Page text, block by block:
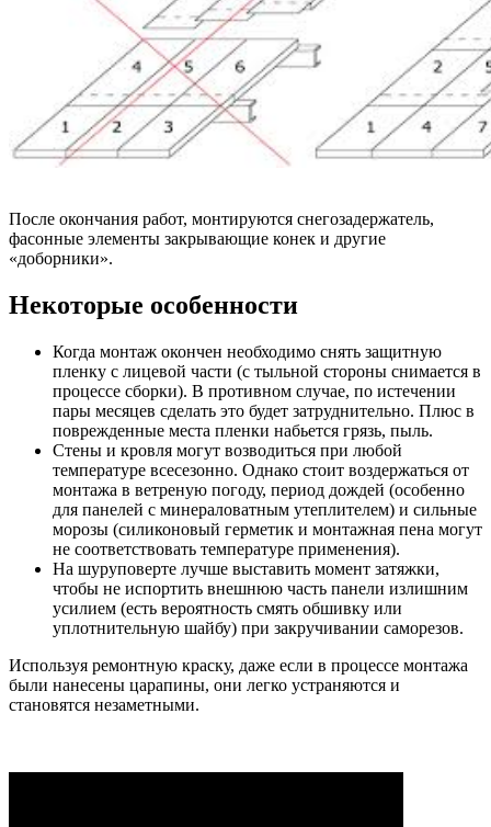
После окончания работ, монтируются снегозадержатель,
фасонные элементы закрывающие конек и другие
«доборники».
Некоторые особенности
Когда монтаж окончен необходимо снять защитную
пленку с лицевой части (с тыльной стороны снимается в
процессе сборки). В противном случае, по истечении
пары месяцев сделать это будет затруднительно. Плюс в
поврежденные места пленки набьется грязь, пыль.
Стены и кровля могут возводиться при любой
температуре всесезонно. Однако стоит воздержаться от
монтажа в ветреную погоду, период дождей (особенно
для панелей с минераловатным утеплителем) и сильные
морозы (силиконовый герметик и монтажная пена могут
не соответствовать температуре применения).
На шуруповерте лучше выставить момент затяжки,
чтобы не испортить внешнюю часть панели излишним
усилием (есть вероятность смять обшивку или
уплотнительную шайбу) при закручивании саморезов.
Используя ремонтную краску, даже если в процессе монтажа
были нанесены царапины, они легко устраняются и
становятся незаметными.